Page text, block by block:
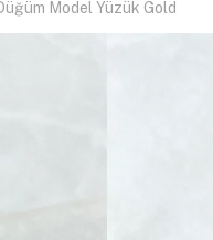
Model Yüzük Gold